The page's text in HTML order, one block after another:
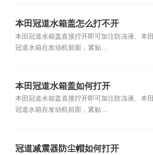
本田冠道水箱盖怎么打不开
本田冠道水箱盖直接拧开即可加注防冻液。本田
冠道水箱在发动机前面，紧贴...
本田冠道水箱盖如何打开
本田冠道水箱盖直接拧开即可加注防冻液。本田
冠道水箱在发动机前面，紧贴...
冠道减震器防尘帽如何打开